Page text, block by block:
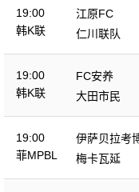
19:00
韩K联
江原FC
仁川联队
19:00
韩K联
FC安养
大田市民
19:00
菲MPBL
伊萨贝拉考
梅卡瓦延